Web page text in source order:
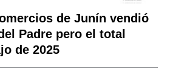
de Junín vendió
Padre pero el total
de 2025